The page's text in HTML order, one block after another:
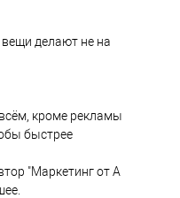
делают не на
кроме рекламы
быстрее
"Маркетинг от А